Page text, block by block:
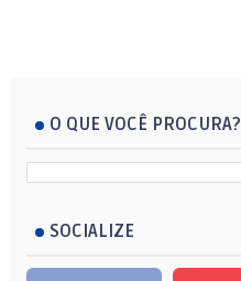
O QUE VOCÊ PROCURA?
SOCIALIZE